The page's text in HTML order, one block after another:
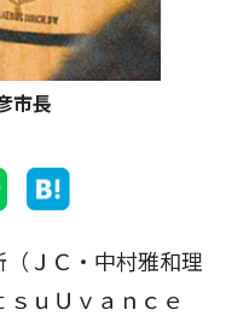
市長
ＪＣ・中村雅和理
ｕＵｖａｎｃｅ